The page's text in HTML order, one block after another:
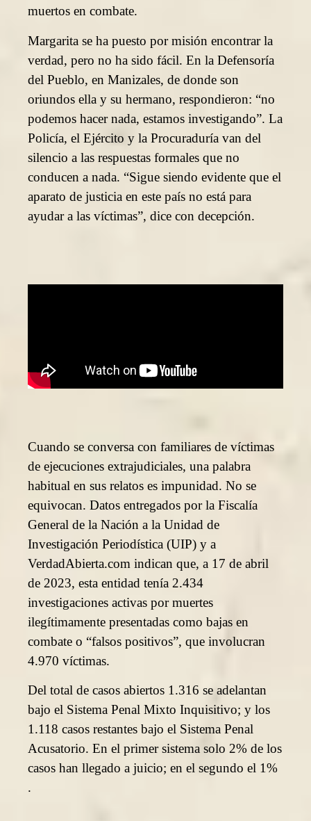
muertos en combate.
Margarita se ha puesto por misión encontrar la
verdad, pero no ha sido fácil. En la Defensoría
del Pueblo, en Manizales, de donde son
oriundos ella y su hermano, respondieron: “no
podemos hacer nada, estamos investigando”. La
Policía, el Ejército y la Procuraduría van del
silencio a las respuestas formales que no
conducen a nada. “Sigue siendo evidente que el
aparato de justicia en este país no está para
ayudar a las víctimas”, dice con decepción.
Cuando se conversa con familiares de víctimas
de ejecuciones extrajudiciales, una palabra
habitual en sus relatos es impunidad. No se
equivocan. Datos entregados por la Fiscalía
General de la Nación a la Unidad de
Investigación Periodística (UIP) y a
VerdadAbierta.com indican que, a 17 de abril
de 2023, esta entidad tenía 2.434
investigaciones activas por muertes
ilegítimamente presentadas como bajas en
combate o “falsos positivos”, que involucran
4.970 víctimas.
Del total de casos abiertos 1.316 se adelantan
bajo el Sistema Penal Mixto Inquisitivo; y los
1.118 casos restantes bajo el Sistema Penal
Acusatorio. En el primer sistema solo 2% de los
casos han llegado a juicio; en el segundo el 1%
.